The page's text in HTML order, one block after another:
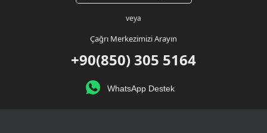
veya
Çağrı Merkezimizi Arayın
+90(850) 305 5164
WhatsApp Destek